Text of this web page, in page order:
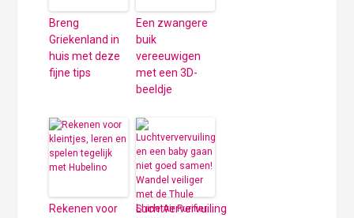
Breng
Griekenland in
huis met deze
fijne tips
Een zwangere
buik
vereeuwigen
met een 3D-
beeldje
Rekenen voor
Luchtververvuiling